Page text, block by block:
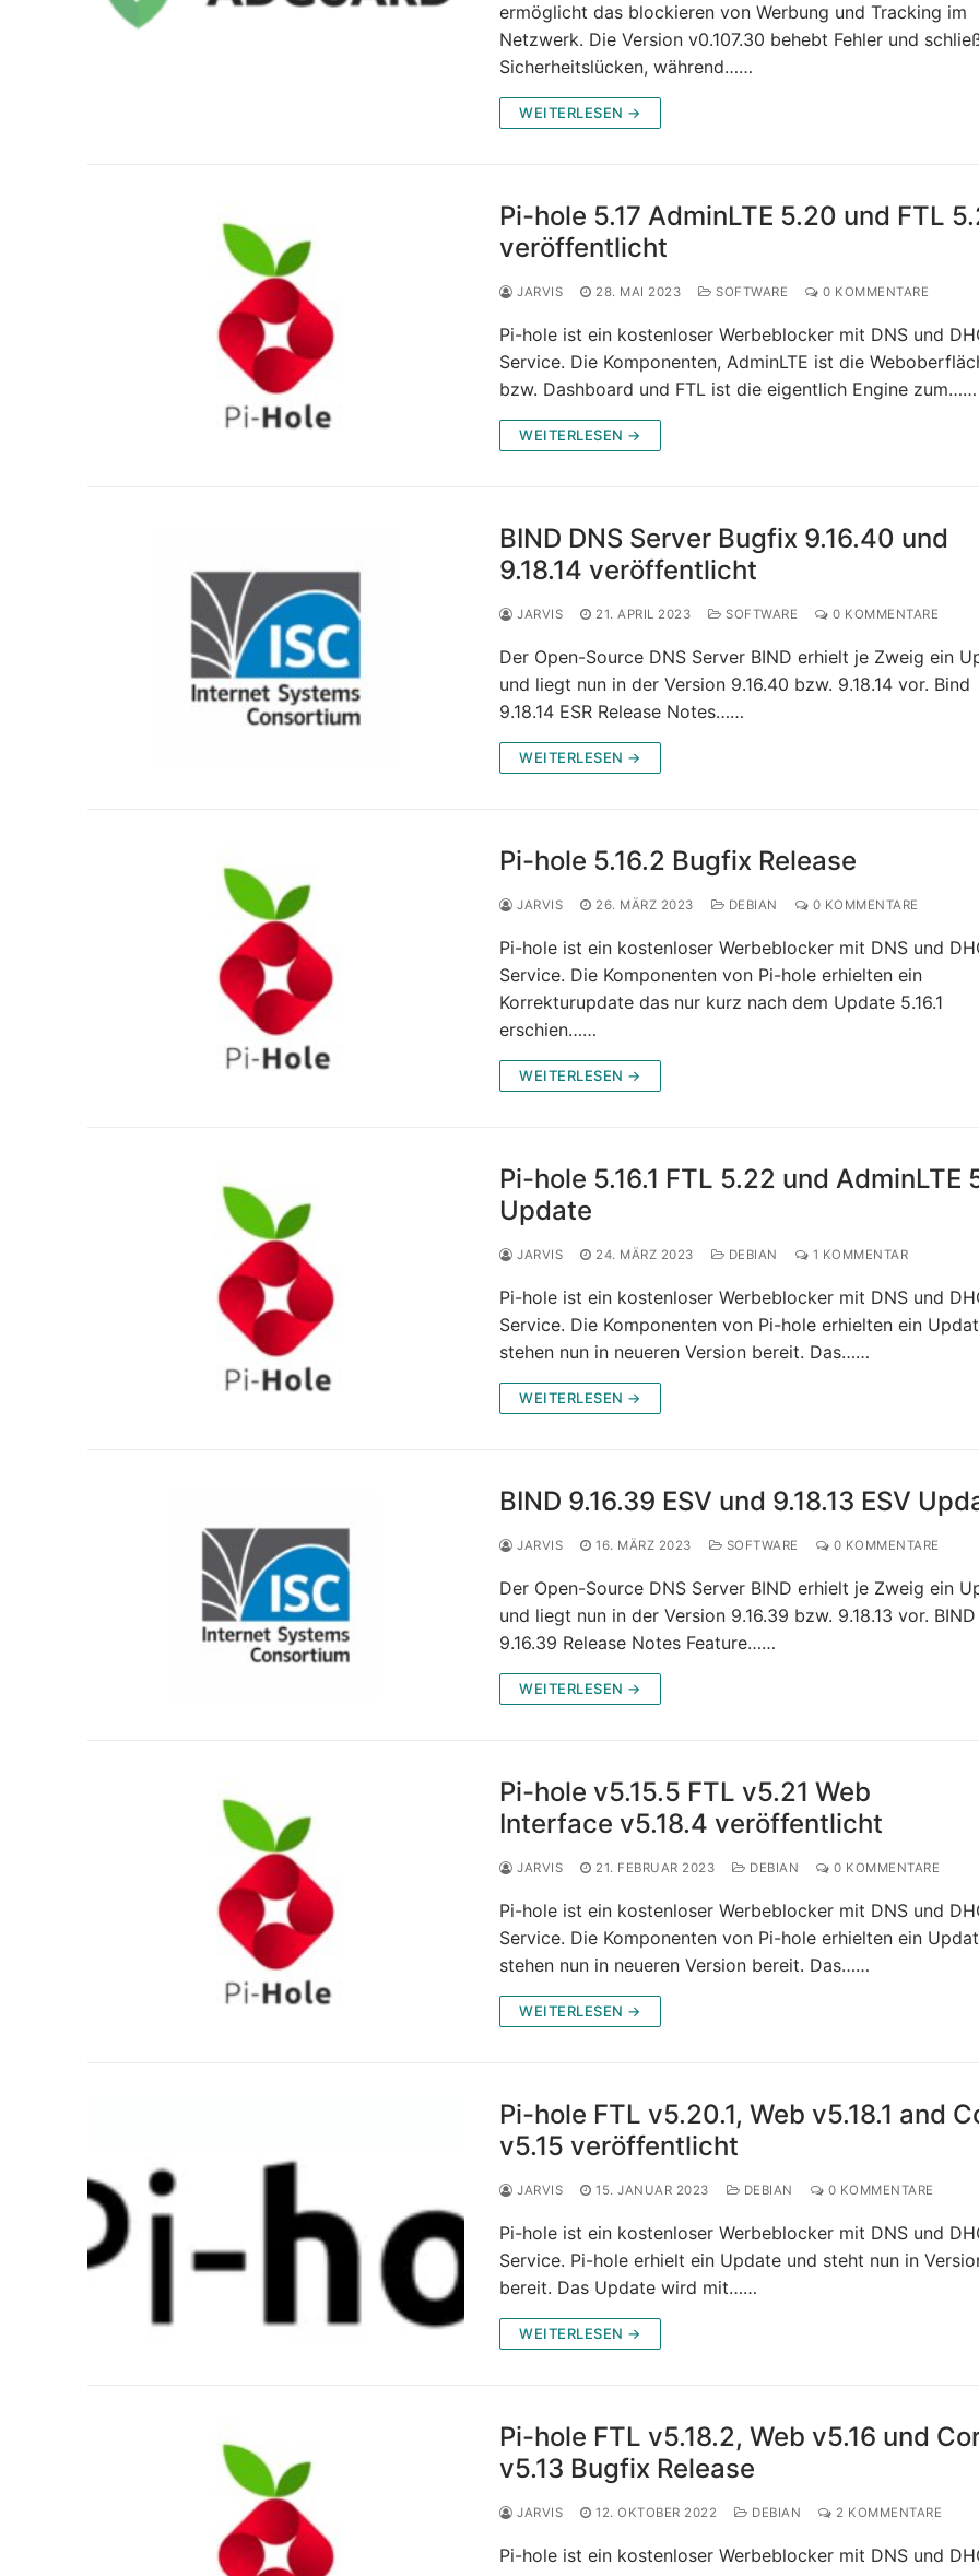
ermöglicht das blockieren von Werbung und Tracking im
Netzwerk. Die Version v0.107.30 behebt Fehler und
Sicherheitslücken, während……
WEITERLESEN →
Pi-hole 5.17 AdminLTE 5.20 und FTL
veröffentlicht
JARVIS 28. MAI 2023 SOFTWARE 0 KOMMENTARE
Pi-hole ist ein kostenloser Werbeblocker mit DNS und
Service. Die Komponenten, AdminLTE ist die
bzw. Dashboard und FTL ist die eigentlich Engine zum……
WEITERLESEN →
BIND DNS Server Bugfix 9.16.40 und
9.18.14 veröffentlicht
JARVIS 21. APRIL 2023 SOFTWARE 0 KOMMENTARE
Der Open-Source DNS Server BIND erhielt je Zweig ein
und liegt nun in der Version 9.16.40 bzw. 9.18.14 vor. Bind
9.18.14 ESR Release Notes……
WEITERLESEN →
Pi-hole 5.16.2 Bugfix Release
JARVIS 26. MÄRZ 2023 DEBIAN 0 KOMMENTARE
Pi-hole ist ein kostenloser Werbeblocker mit DNS und
Service. Die Komponenten von Pi-hole erhielten ein
Korrekturupdate das nur kurz nach dem Update 5.16.1
erschien……
WEITERLESEN →
Pi-hole 5.16.1 FTL 5.22 und AdminLTE
Update
JARVIS 24. MÄRZ 2023 DEBIAN 1 KOMMENTAR
Pi-hole ist ein kostenloser Werbeblocker mit DNS und
Service. Die Komponenten von Pi-hole erhielten ein
stehen nun in neueren Version bereit. Das……
WEITERLESEN →
BIND 9.16.39 ESV und 9.18.13 ESV
JARVIS 16. MÄRZ 2023 SOFTWARE 0 KOMMENTARE
Der Open-Source DNS Server BIND erhielt je Zweig ein
und liegt nun in der Version 9.16.39 bzw. 9.18.13 vor. BIND
9.16.39 Release Notes Feature……
WEITERLESEN →
Pi-hole v5.15.5 FTL v5.21 Web
Interface v5.18.4 veröffentlicht
JARVIS 21. FEBRUAR 2023 DEBIAN 0 KOMMENTARE
Pi-hole ist ein kostenloser Werbeblocker mit DNS und
Service. Die Komponenten von Pi-hole erhielten ein
stehen nun in neueren Version bereit. Das……
WEITERLESEN →
Pi-hole FTL v5.20.1, Web v5.18.1 and
v5.15 veröffentlicht
JARVIS 15. JANUAR 2023 DEBIAN 0 KOMMENTARE
Pi-hole ist ein kostenloser Werbeblocker mit DNS und
Service. Pi-hole erhielt ein Update und steht nun in
bereit. Das Update wird mit……
WEITERLESEN →
Pi-hole FTL v5.18.2, Web v5.16 und
v5.13 Bugfix Release
JARVIS 12. OKTOBER 2022 DEBIAN 2 KOMMENTARE
Pi-hole ist ein kostenloser Werbeblocker mit DNS und